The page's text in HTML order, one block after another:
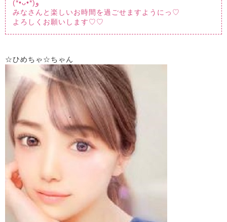
(*•̀ᴗ•́*)و
みなさんと楽しいお時間を過ごせますようにっ♡
よろしくお願いします♡♡
☆ひめちゃ☆ちゃん